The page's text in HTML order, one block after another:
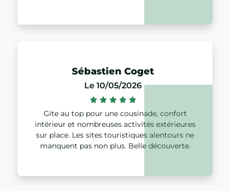
Sébastien Coget
Le 10/05/2026
Gite au top pour une cousinade, confort
intérieur et nombreuses activités extérieures
sur place. Les sites touristiques alentours ne
manquent pas non plus. Belle découverte.